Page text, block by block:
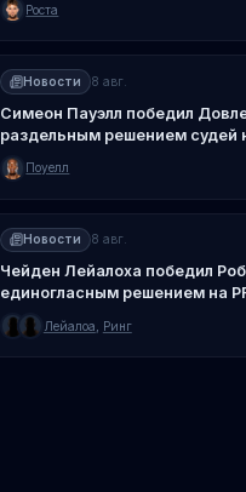
Роста
Новости 8 авг.
Симеон Пауэлл победил
раздельным решением судей
Поуелл
Новости 8 авг.
Чейден Лейалоха победил
единогласным решением на
Лейалоа Ринг